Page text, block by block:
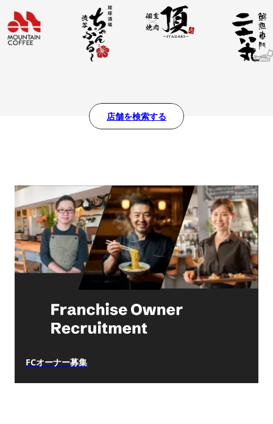
店舗を検索する
FCオーナー募集